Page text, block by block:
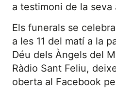
a testimoni de la seva
Els funerals se
a les 11 del matí a la
Déu dels Àngels del
Ràdio Sant Feliu,
oberta al Facebook